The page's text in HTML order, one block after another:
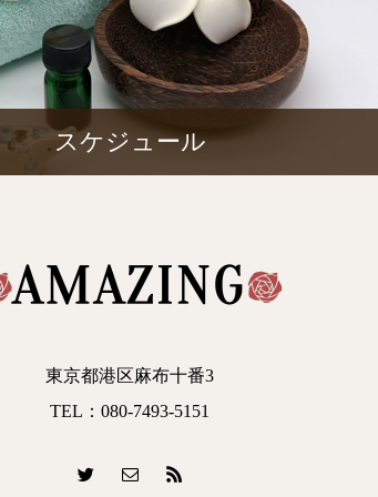
スケジュール
東京都港区麻布十番3
TEL：080-7493-5151